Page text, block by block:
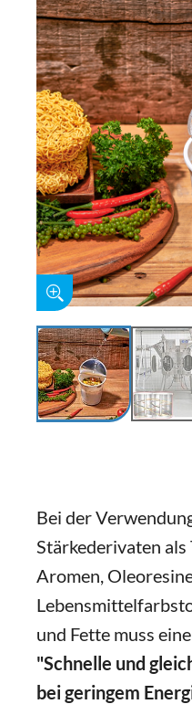
Bei der
Stärkederivaten
Aromen,
und Fette muss
"Schnelle und
bei geringem